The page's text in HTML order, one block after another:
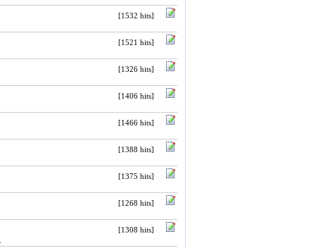
[1532 hits]
[1521 hits]
[1326 hits]
[1406 hits]
[1466 hits]
[1388 hits]
[1375 hits]
[1268 hits]
[1308 hits]